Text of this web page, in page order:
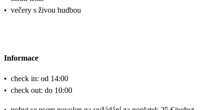
• večery s živou hudbou
Informace
• check in: od 14:00
• check out: do 10:00